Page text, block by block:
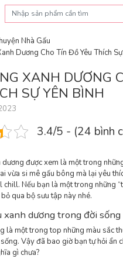
Nhà Gấu
Dương Cho Tín Đồ Yêu Thích Sự
XANH DƯƠNG
SỰ YÊN BÌNH
3.4/5 - (24 bình
được xem là một trong
vừa si mê gấu bông mà lại yêu
chill. Nếu bạn là một trong những
qua bộ sưu tập này nhé.
xanh dương trong đời sống
là một trong top những màu sắc
Vậy đã bao giờ bạn tự hỏi ẩn
gì chưa?